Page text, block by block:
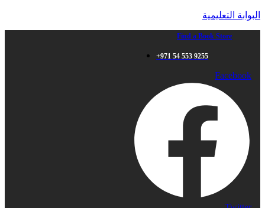
البوابة التعليمية
Find a Book Store
+971 54 553 9255
Facebook